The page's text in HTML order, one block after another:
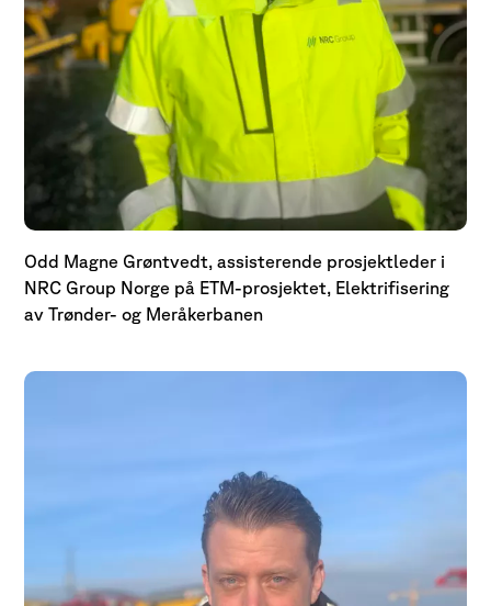
Odd Magne Grøntvedt, assisterende prosjektleder i
NRC Group Norge på ETM-prosjektet, Elektrifisering
av Trønder- og Meråkerbanen